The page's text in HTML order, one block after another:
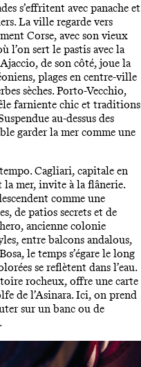
s’effritent avec panache et
La ville regarde vers
Corse, avec son vieux
l’on sert le pastis avec la
de son côté, joue la
plages en centre-ville
sèches. Porto-Vecchio,
farniente chic et traditions
au-dessus des
garder la mer comme une
Cagliari, capitale en
la mer, invite à la flânerie.
comme une
de patios secrets et de
ancienne colonie
entre balcons andalous,
le temps s’égare le long
se reflètent dans l’eau.
rocheux, offre une carte
de l’Asinara. Ici, on prend
sur un banc ou de